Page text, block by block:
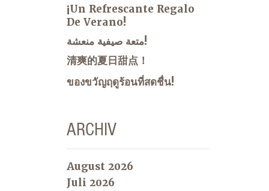
¡Un Refrescante Regalo
De Verano!
متعة صيفية منعشة!
清爽的夏日甜点！
ของขวัญฤดูร้อนที่สดชื่น!
ARCHIV
August 2026
Juli 2026